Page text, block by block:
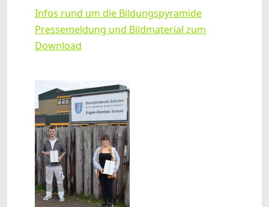
Infos rund um die Bildungspyramide
Pressemeldung und Bildmaterial zum
Download
Show larger version